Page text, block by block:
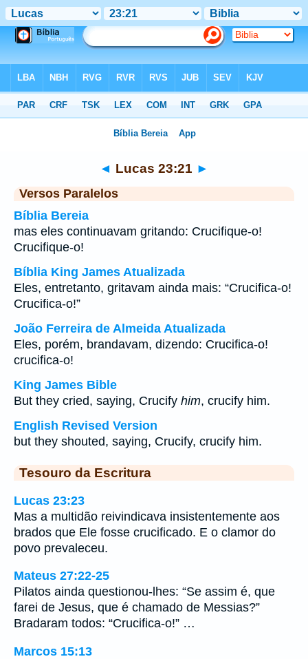
◄ Lucas 23:21 ►
Versos Paralelos
Bíblia Bereia
mas eles continuavam gritando: Crucifique-o!
Crucifique-o!
Bíblia King James Atualizada
Eles, entretanto, gritavam ainda mais: “Crucifica-o!
Crucifica-o!”
João Ferreira de Almeida Atualizada
Eles, porém, brandavam, dizendo: Crucifica-o!
crucifica-o!
King James Bible
But they cried, saying, Crucify him, crucify him.
English Revised Version
but they shouted, saying, Crucify, crucify him.
Tesouro da Escritura
Lucas 23:23
Mas a multidão reivindicava insistentemente aos
brados que Ele fosse crucificado. E o clamor do
povo prevaleceu.
Mateus 27:22-25
Pilatos ainda questionou-lhes: “Se assim é, que
farei de Jesus, que é chamado de Messias?”
Bradaram todos: “Crucifica-o!” …
Marcos 15:13